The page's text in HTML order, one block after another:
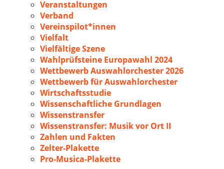
Veranstaltungen
Verband
Vereinspilot*innen
Vielfalt
Vielfältige Szene
Wahlprüfsteine Europawahl 2024
Wettbewerb Auswahlorchester 2026
Wettbewerb für Auswahlorchester
Wirtschaftsstudie
Wissenschaftliche Grundlagen
Wissenstransfer
Wissenstransfer: Musik vor Ort II
Zahlen und Fakten
Zelter-Plakette
Pro-Musica-Plakette